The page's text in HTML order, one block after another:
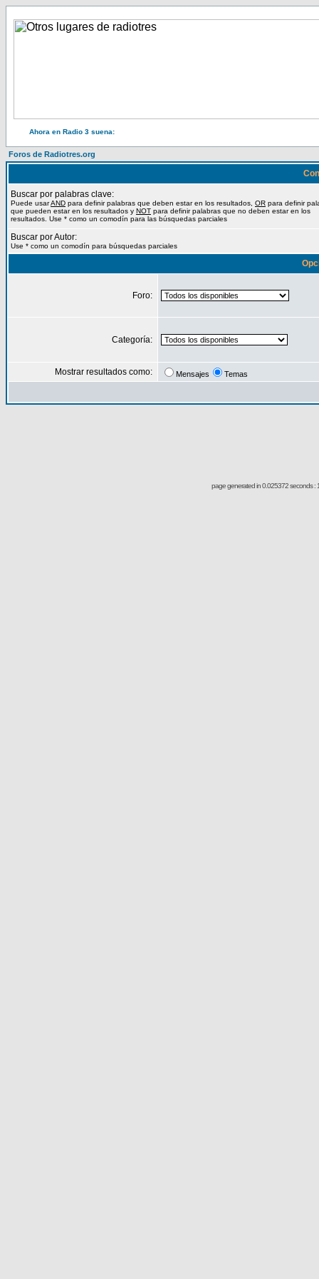
Ahora en Radio 3 suena:
Foros de Radiotres.org
Buscar por palabras clave:
Puede usarAND para definir palabras que deben estar en los resultados, OR para definir
que pueden estar en los resultados y NOT para definir palabras que no deben estar en los
resultados. Use * como un comodín para las búsquedas parciales
Buscar por Autor:
Use * como un comodín para búsquedas parciales
Foro:
Categoría:
Mostrar resultados como: Mensajes Temas
page generated in 0.025372 seconds :